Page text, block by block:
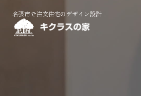
名張市で注文住宅のデザイン設計